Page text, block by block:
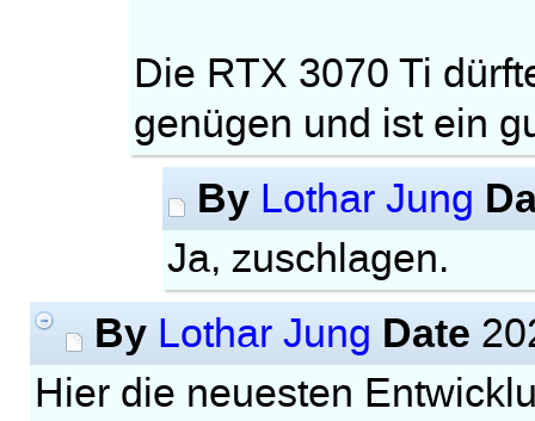
Die RTX 3070 Ti
genügen und ist ein
By Lothar Jung
Ja, zuschlagen.
By Lothar Jung Date
Hier die neuesten